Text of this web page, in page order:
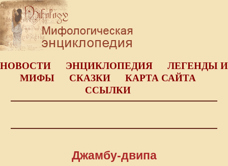
НОВОСТИ ЭНЦИКЛОПЕДИЯ
ЛЕГЕНДЫ И
МИФЫ
СКАЗКИ
КАРТА САЙТА
ССЫЛКИ
Джамбу-двипа